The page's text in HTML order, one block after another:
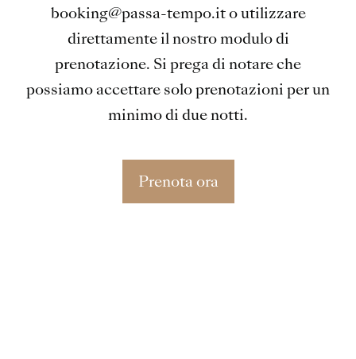
booking@passa-tempo.it o utilizzare
direttamente il nostro modulo di
prenotazione. Si prega di notare che
possiamo accettare solo prenotazioni per un
minimo di due notti.
Prenota ora